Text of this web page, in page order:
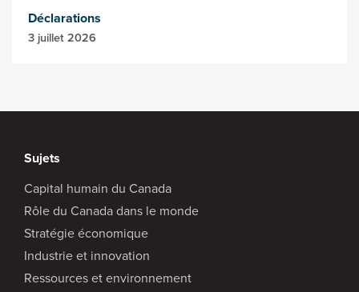
Déclarations
3 juillet 2026
Sujets
Capital humain du Canada
Rôle du Canada dans le monde
Stratégie économique
Industrie et innovation
Ressources et environnement